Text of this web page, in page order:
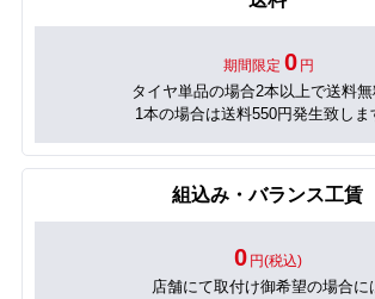
期間限定 0 円
タイヤ単品の場合2本以上で送料無
1本の場合は送料550円発生致しま
組込み・バランス工賃
0 円(税込)
店舗にて取付け御希望の場合に